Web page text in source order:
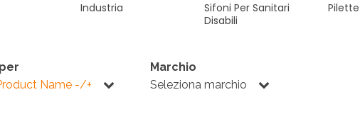
Industria Sifoni Per Sanitari
Disabili
Pilette
Name -/+
Marchio
Seleziona marchio